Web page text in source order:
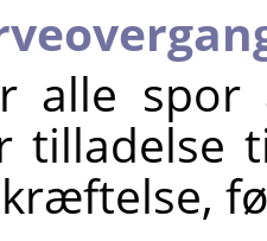
alle spor
tilladelse